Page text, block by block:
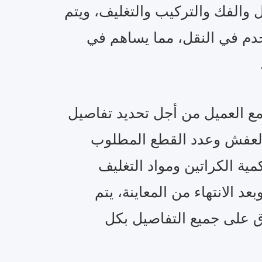
والتركيب والتغليف، ويتم
في النقل، مما يساهم في
مع العميل من أجل تحديد تفاصيل
وعدد القطع المطلوب
الكراتين ومواد التغليف
الانتهاء من المعاينة، يتم
على جميع التفاصيل بكل